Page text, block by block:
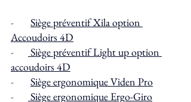
- Siège préventif Xila option
Accoudoirs 4D
-
Siège préventif Light up option
accoudoirs 4D
- Siège ergonomique Viden Pro
-
Siège ergonomique Ergo-Giro